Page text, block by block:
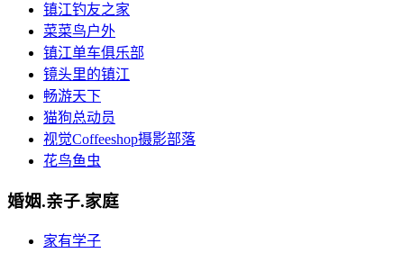
镇江钓友之家
菜菜鸟户外
镇江单车俱乐部
镜头里的镇江
畅游天下
猫狗总动员
视觉Coffeeshop摄影部落
花鸟鱼虫
婚姻.亲子.家庭
家有学子